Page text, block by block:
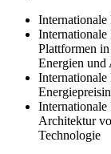
Plattformen
Energien und
Architektur
Technologie